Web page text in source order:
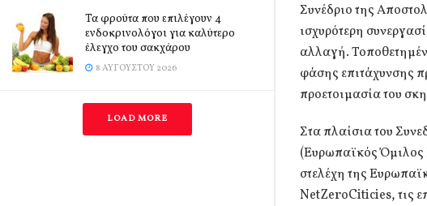
Τα φρούτα που επιλέγουν 4
ενδοκρινολόγοι για καλύτερο
έλεγχο του σακχάρου
8 ΑΥΓΟΎΣΤΟΥ 2026
LOAD MORE
Συνέδριο της
ισχυρότερη
αλλαγή.
φάσης επιτάχυνσης
προετοιμασία του
Στα πλαίσια του
(Ευρωπαϊκός Όμιλος
στελέχη της
NetZeroCiticies, τις